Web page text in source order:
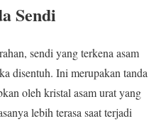
Sendi
sendi yang terkena asam
disentuh. Ini merupakan tanda
oleh kristal asam urat yang
lebih terasa saat terjadi